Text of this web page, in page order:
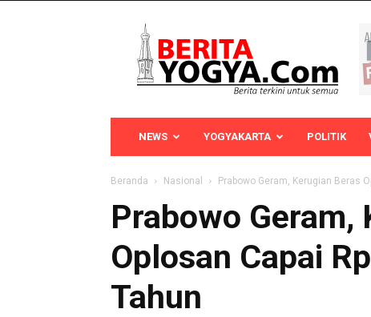
Yogya
NEWS YOGYAKARTA POLITIK
Beranda Nasional Prabowo Geram, Kerugian Beras
Prabowo Geram,
Oplosan Capai
Tahun